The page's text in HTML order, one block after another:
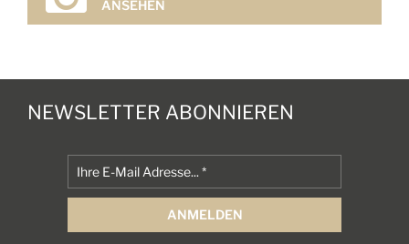
ANSEHEN
NEWSLETTER ABONNIEREN